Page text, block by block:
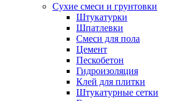
Сухие смеси и грунтовки
Штукатурки
Шпатлевки
Смеси для пола
Цемент
Пескобетон
Гидроизоляция
Клей для плитки
Штукатурные сетки